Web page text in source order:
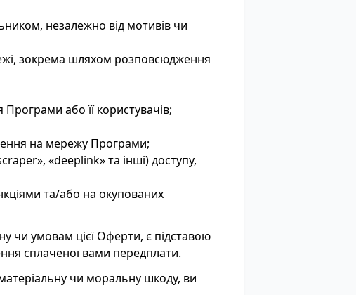
незалежно від мотивів чи
зокрема шляхом розповсюдження
або її користувачів;
на мережу Програми;
«deeplink» та інші) доступу,
та/або на окупованих
чи умовам цієї Оферти, є підставою
сплаченої вами передплати.
чи моральну шкоду, ви